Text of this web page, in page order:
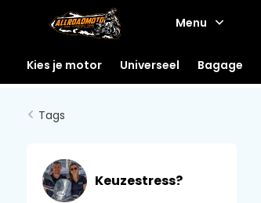
Menu
Kies je motor Universeel Bagage
Tags
Keuzestress?